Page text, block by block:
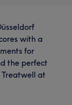
with a
for
the perfect
at